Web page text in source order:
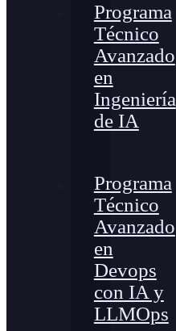
Programa
Técnico
Avanzado
en
Ingeniería
de IA
Programa
Técnico
Avanzado
en
Devops
con IA y
LLMOps